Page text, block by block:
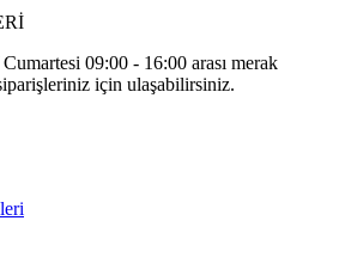
09:00 - 16:00 arası merak
için ulaşabilirsiniz.